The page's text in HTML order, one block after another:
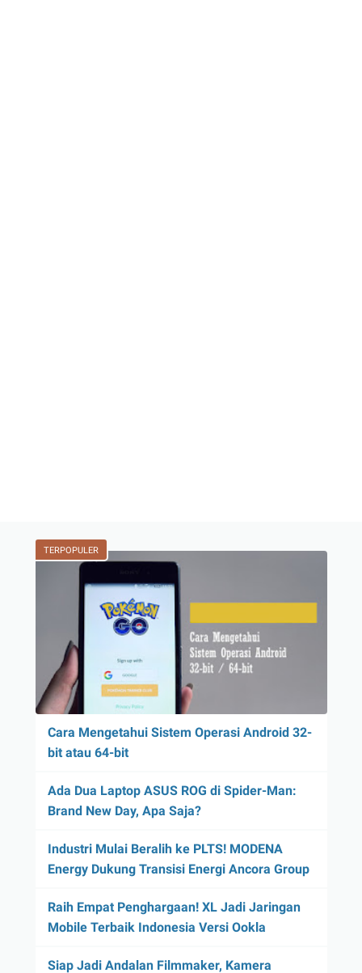
TERPOPULER
Cara Mengetahui Sistem Operasi Android 32-
bit atau 64-bit
Ada Dua Laptop ASUS ROG di Spider-Man:
Brand New Day, Apa Saja?
Industri Mulai Beralih ke PLTS! MODENA
Energy Dukung Transisi Energi Ancora Group
Raih Empat Penghargaan! XL Jadi Jaringan
Mobile Terbaik Indonesia Versi Ookla
Siap Jadi Andalan Filmmaker, Kamera